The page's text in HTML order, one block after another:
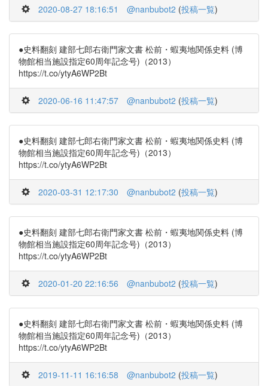
2020-08-27 18:16:51 @nanbubot2 (投稿一覧)
●史料翻刻 建部七郎右衛門家文書 松前・蝦夷地関係史料 (博
物館相当施設指定60周年記念号)（2013）
https://t.co/ytyA6WP2Bt
2020-06-16 11:47:57 @nanbubot2 (投稿一覧)
●史料翻刻 建部七郎右衛門家文書 松前・蝦夷地関係史料 (博
物館相当施設指定60周年記念号)（2013）
https://t.co/ytyA6WP2Bt
2020-03-31 12:17:30 @nanbubot2 (投稿一覧)
●史料翻刻 建部七郎右衛門家文書 松前・蝦夷地関係史料 (博
物館相当施設指定60周年記念号)（2013）
https://t.co/ytyA6WP2Bt
2020-01-20 22:16:56 @nanbubot2 (投稿一覧)
●史料翻刻 建部七郎右衛門家文書 松前・蝦夷地関係史料 (博
物館相当施設指定60周年記念号)（2013）
https://t.co/ytyA6WP2Bt
2019-11-11 16:16:58 @nanbubot2 (投稿一覧)